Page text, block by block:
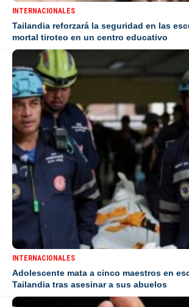
INTERNACIONALES
Tailandia reforzará la seguridad en las
mortal tiroteo en un centro educativo
INTERNACIONALES
Adolescente mata a cinco maestros en
Tailandia tras asesinar a sus abuelos